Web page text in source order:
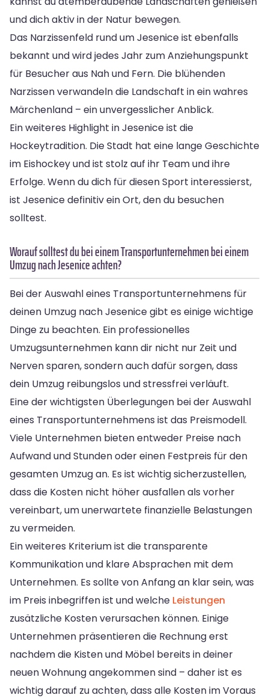
und dich aktiv in der Natur bewegen.
Das Narzissenfeld rund um Jesenice ist ebenfalls
bekannt und wird jedes Jahr zum Anziehungspunkt
für Besucher aus Nah und Fern. Die blühenden
Narzissen verwandeln die Landschaft in ein wahres
Märchenland – ein unvergesslicher Anblick.
Ein weiteres Highlight in Jesenice ist die
Hockeytradition. Die Stadt hat eine lange Geschichte
im Eishockey und ist stolz auf ihr Team und ihre
Erfolge. Wenn du dich für diesen Sport interessierst,
ist Jesenice definitiv ein Ort, den du besuchen
solltest.
Worauf solltest du bei einem Transportunternehmen bei einem
Umzug nach Jesenice achten?
Bei der Auswahl eines Transportunternehmens für
deinen Umzug nach Jesenice gibt es einige wichtige
Dinge zu beachten. Ein professionelles
Umzugsunternehmen kann dir nicht nur Zeit und
Nerven sparen, sondern auch dafür sorgen, dass
dein Umzug reibungslos und stressfrei verläuft.
Eine der wichtigsten Überlegungen bei der Auswahl
eines Transportunternehmens ist das Preismodell.
Viele Unternehmen bieten entweder Preise nach
Aufwand und Stunden oder einen Festpreis für den
gesamten Umzug an. Es ist wichtig sicherzustellen,
dass die Kosten nicht höher ausfallen als vorher
vereinbart, um unerwartete finanzielle Belastungen
zu vermeiden.
Ein weiteres Kriterium ist die transparente
Kommunikation und klare Absprachen mit dem
Unternehmen. Es sollte von Anfang an klar sein, was
im Preis inbegriffen ist und welche Leistungen
zusätzliche Kosten verursachen können. Einige
Unternehmen präsentieren die Rechnung erst
nachdem die Kisten und Möbel bereits in deiner
neuen Wohnung angekommen sind – daher ist es
wichtig darauf zu achten, dass alle Kosten im Voraus